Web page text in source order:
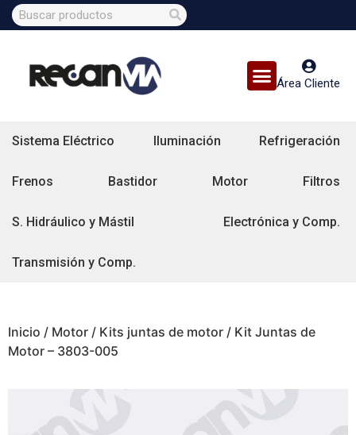
Área Cliente
Sistema Eléctrico Iluminación Refrigeración
Frenos Bastidor Motor Filtros
S. Hidráulico y Mástil Electrónica y Comp.
Transmisión y Comp.
Inicio / Motor / Kits juntas de motor / Kit Juntas de
Motor – 3803-005